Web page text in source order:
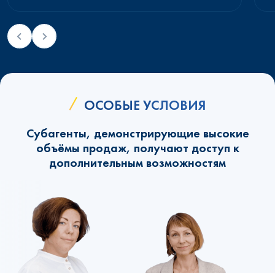
ОСОБЫЕ УСЛОВИЯ
Субагенты, демонстрирующие высокие
объёмы продаж, получают доступ к
дополнительным возможностям